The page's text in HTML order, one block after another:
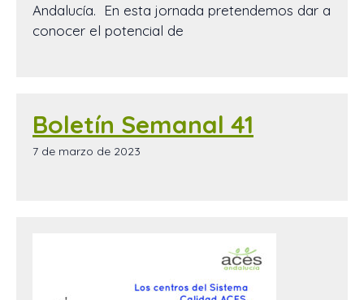
Andalucía. En esta jornada pretendemos dar a
conocer el potencial de
Boletín Semanal 41
7 de marzo de 2023